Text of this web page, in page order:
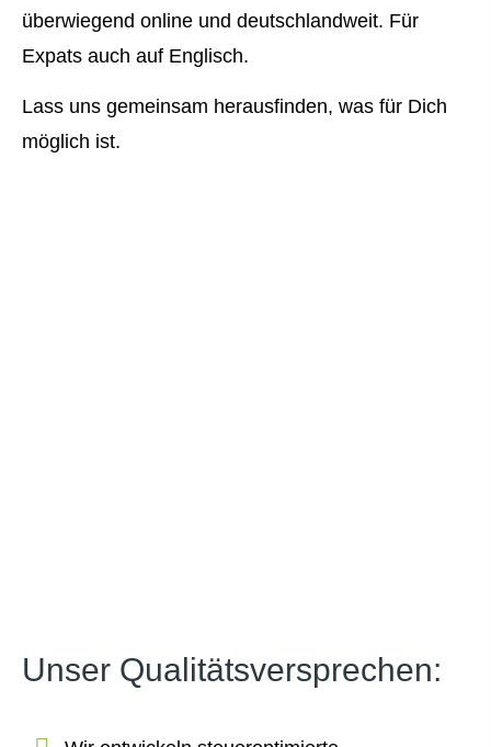
überwiegend online und deutschlandweit. Für
Expats auch auf Englisch.
Lass uns gemeinsam herausfinden, was für Dich
möglich ist.
Unser Qualitäts­versprechen: